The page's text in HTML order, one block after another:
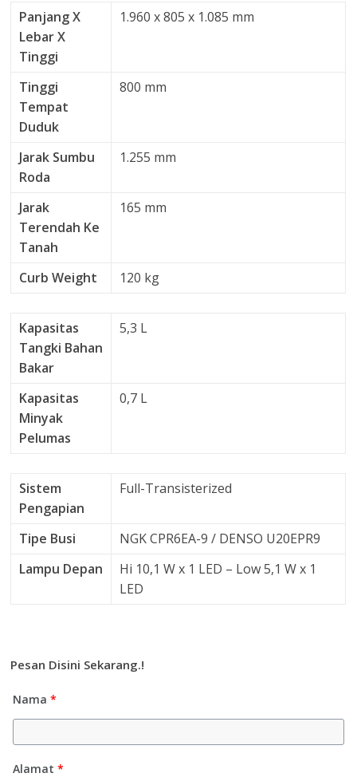
Panjang X
Lebar X
Tinggi
1.960 x 805 x 1.085 mm
Tinggi
Tempat
Duduk
800 mm
Jarak Sumbu
Roda
1.255 mm
Jarak
Terendah Ke
Tanah
165 mm
Curb Weight 120 kg
Kapasitas
Tangki Bahan
Bakar
5,3 L
Kapasitas
Minyak
Pelumas
0,7 L
Sistem
Pengapian
Full-Transisterized
Tipe Busi
NGK CPR6EA-9 / DENSO U20EPR9
Lampu Depan
Hi 10,1 W x 1 LED – Low 5,1 W x 1
LED
Pesan Disini Sekarang.!
Nama *
Alamat *